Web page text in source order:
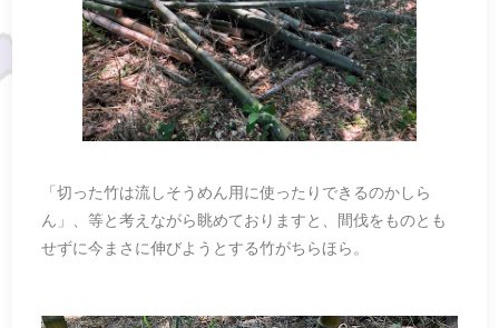
「切った竹は流しそうめん用に使ったりできるのかしら
ん」、等と考えながら眺めておりますと、間伐をものとも
せずに今まさに伸びようとする竹がちらほら。